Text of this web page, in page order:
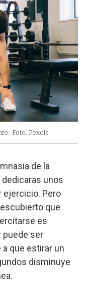
Foto: Pexels
de la
unos
ejercicio. Pero
que
es
puede ser
que estirar un
disminuye